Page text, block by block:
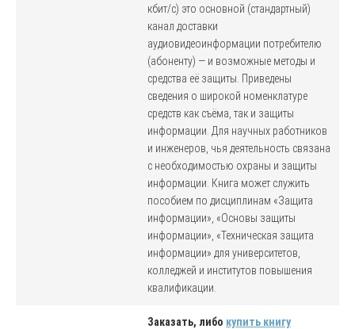
кбит/с) это основной (стандартный)
канал доставки
аудиовидеоинформации потребителю
(абоненту) — и возможные методы и
средства её защиты. Приведены
сведения о широкой номенклатуре
средств как съёма, так и защиты
информации. Для научных работников
и инженеров, чья деятельность связана
с необходимостью охраны и защиты
информации. Книга может служить
пособием по дисциплинам «Защита
информации», «Основы защиты
информации», «Техническая защита
информации» для университетов,
колледжей и институтов повышения
квалификации.
Заказать, либо купить книгу